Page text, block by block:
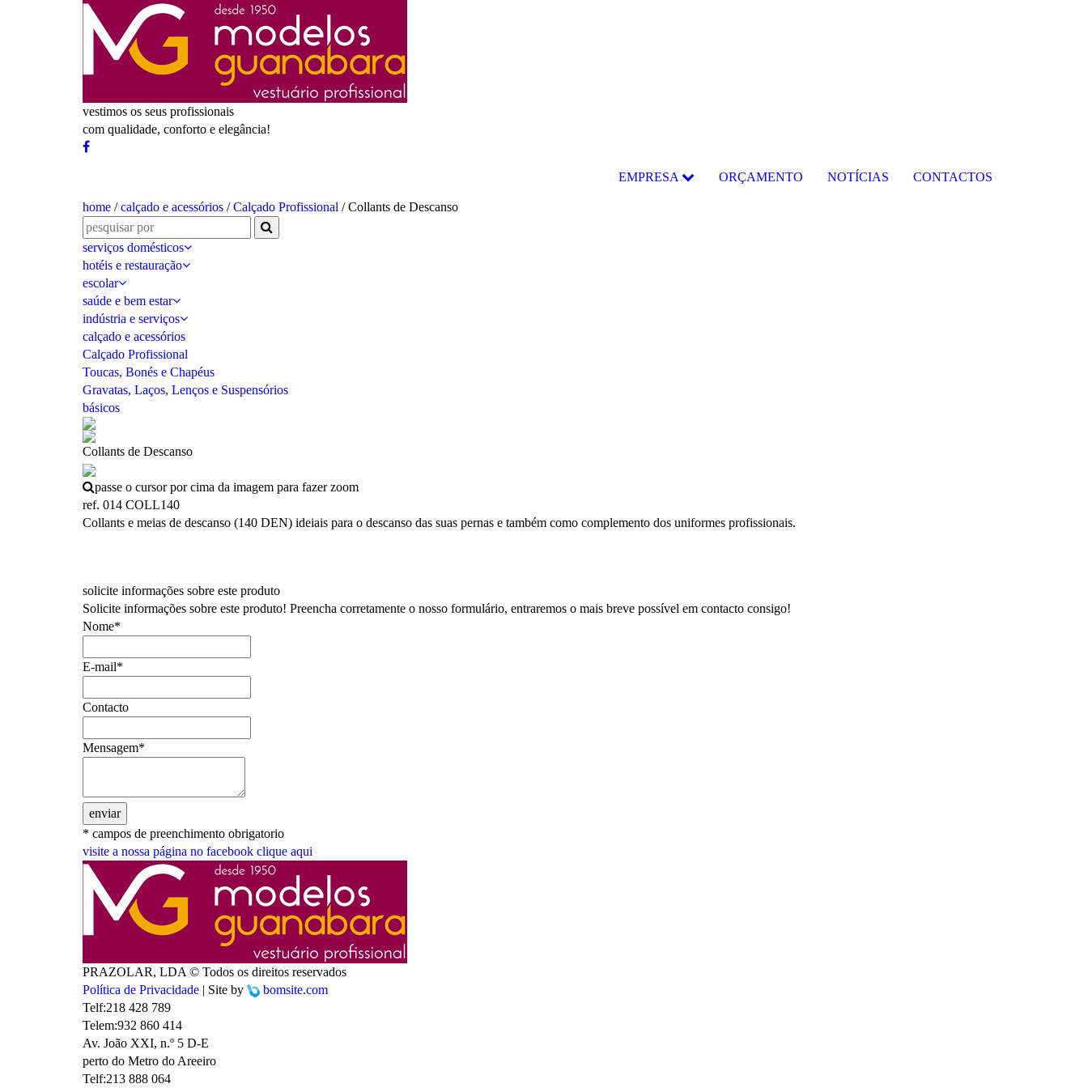
vestimos os seus profissionais
com qualidade, conforto e elegância!
EMPRESA ORÇAMENTO NOTÍCIAS CONTACTOS
home /calçado e acessórios /Calçado Profissional / Collants de Descanso
serviços domésticos
hotéis e restauração
escolar
saúde e bem estar
indústria e serviços
calçado e acessórios
Calçado Profissional
Toucas, Bonés e Chapéus
Gravatas, Laços, Lenços e Suspensórios
básicos
Collants de Descanso
passe o cursor por cima da imagem para fazer zoom
ref. 014 COLL140
Collants e meias de descanso (140 DEN) ideiais para o descanso das suas pernas e também como complemento dos uniformes profissionais.
solicite informações sobre este produto
Solicite informações sobre este produto! Preencha corretamente o nosso formulário, entraremos o mais breve possível em contacto consigo!
Nome*
E-mail*
Contacto
Mensagem*
enviar
* campos de preenchimento obrigatorio
visite a nossa página no facebook clique aqui
PRAZOLAR, LDA © Todos os direitos reservados
Política de Privacidade | Site by
bomsite.com
Telf:218 428 789
Telem:932 860 414
Av. João XXI, n.º 5 D-E
perto do Metro do Areeiro
Telf:213 888 064